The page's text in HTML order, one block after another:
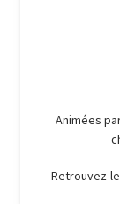
Animées
Retrouvez-